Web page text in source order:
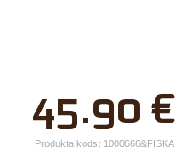
×
Jūsu vārds*
Uzņēmuma
45.90 €
Produkta kods: 1000666&FISKA